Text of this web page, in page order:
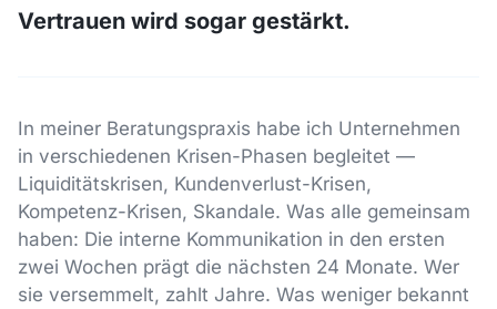
Vertrauen wird sogar gestärkt.
In meiner Beratungspraxis habe ich Unternehmen
in verschiedenen Krisen-Phasen begleitet —
Liquiditätskrisen, Kundenverlust-Krisen,
Kompetenz-Krisen, Skandale. Was alle gemeinsam
haben: Die interne Kommunikation in den ersten
zwei Wochen prägt die nächsten 24 Monate. Wer
sie versemmelt, zahlt Jahre. Was weniger bekannt